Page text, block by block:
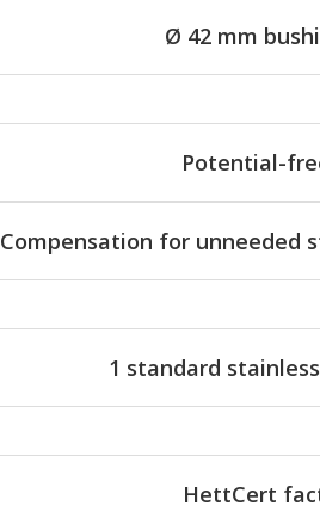
Ø 42 mm
Potential-
Compensation for unneeded
1 standard
HettCert